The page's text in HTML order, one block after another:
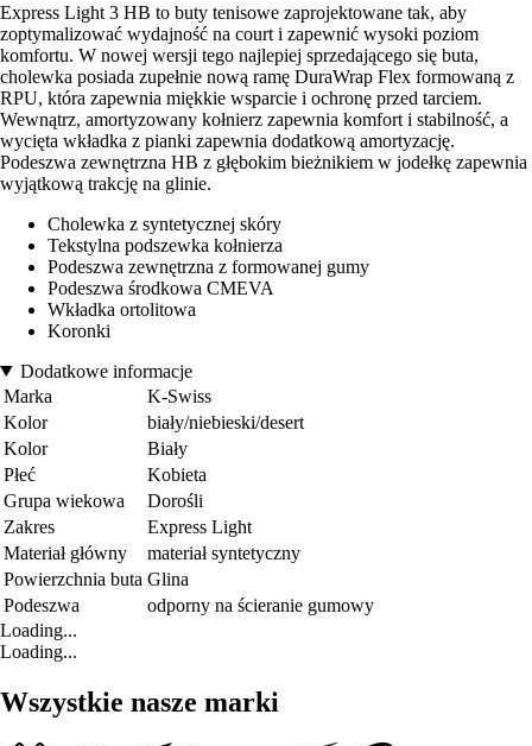
Express Light 3 HB to buty tenisowe zaprojektowane tak, aby
zoptymalizować wydajność na court i zapewnić wysoki poziom
komfortu. W nowej wersji tego najlepiej sprzedającego się buta,
cholewka posiada zupełnie nową ramę DuraWrap Flex formowaną z
RPU, która zapewnia miękkie wsparcie i ochronę przed tarciem.
Wewnątrz, amortyzowany kołnierz zapewnia komfort i stabilność, a
wycięta wkładka z pianki zapewnia dodatkową amortyzację.
Podeszwa zewnętrzna HB z głębokim bieżnikiem w jodełkę zapewnia
wyjątkową trakcję na glinie.
Cholewka z syntetycznej skóry
Tekstylna podszewka kołnierza
Podeszwa zewnętrzna z formowanej gumy
Podeszwa środkowa CMEVA
Wkładka ortolitowa
Koronki
Dodatkowe informacje
Marka
K-Swiss
Kolor
biały/niebieski/desert
Kolor
Biały
Płeć
Kobieta
Grupa wiekowa
Dorośli
Zakres
Express Light
Materiał główny
materiał syntetyczny
Powierzchnia buta Glina
Podeszwa
odporny na ścieranie gumowy
Loading...
Loading...
Wszystkie nasze marki